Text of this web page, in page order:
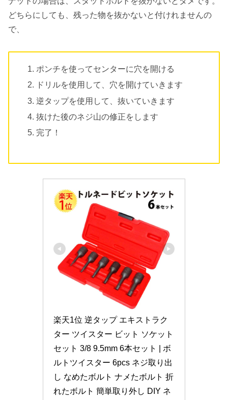
どちらにしても、残った物を抜かないと付けれませんの
で、
ポンチを使ってセンターに穴を開ける
ドリルを使用して、穴を開けていきます
逆タップを使用して、抜いていきます
抜けた後のネジ山の修正をします
完了！
楽天1位 逆タップ エキストラク
ター ツイスター ビット ソケット
セット 3/8 9.5mm 6本セット | ボ
ルトツイスター 6pcs ネジ取り出
し なめたボルト ナメたボルト 折
れたボルト 簡単取り外し DIY ネ